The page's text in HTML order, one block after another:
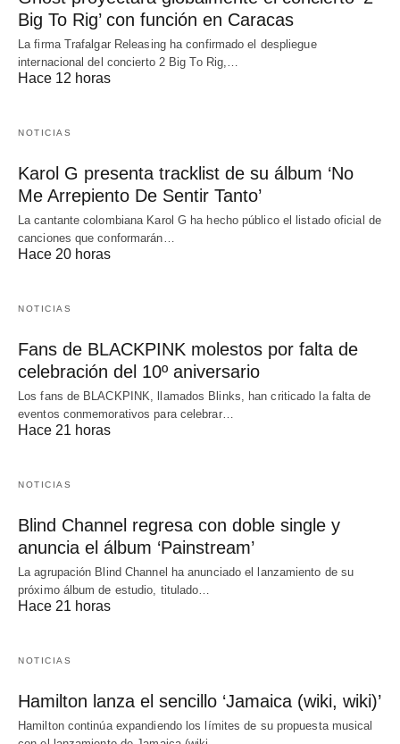
Big To Rig’ con función en Caracas
La firma Trafalgar Releasing ha confirmado el despliegue
internacional del concierto 2 Big To Rig,…
Hace 12 horas
NOTICIAS
Karol G presenta tracklist de su álbum ‘No
Me Arrepiento De Sentir Tanto’
La cantante colombiana Karol G ha hecho público el listado oficial de
canciones que conformarán…
Hace 20 horas
NOTICIAS
Fans de BLACKPINK molestos por falta de
celebración del 10º aniversario
Los fans de BLACKPINK, llamados Blinks, han criticado la falta de
eventos conmemorativos para celebrar…
Hace 21 horas
NOTICIAS
Blind Channel regresa con doble single y
anuncia el álbum ‘Painstream’
La agrupación Blind Channel ha anunciado el lanzamiento de su
próximo álbum de estudio, titulado…
Hace 21 horas
NOTICIAS
Hamilton lanza el sencillo ‘Jamaica (wiki, wiki)’
Hamilton continúa expandiendo los límites de su propuesta musical